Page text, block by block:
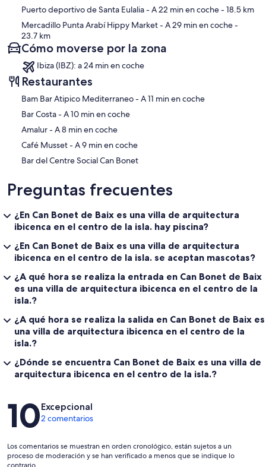
Puerto deportivo de Santa Eulalia- A 22 min en coche- 18.5 km
Mercadillo Punta Arabí Hippy Market- A 29 min en coche-
23.7 km
Cómo moverse por la zona
Ibiza (IBZ): a 24 min en coche
Restaurantes
‪Bam Bar Atipico Mediterraneo - ‬A 11 min en coche
‪Bar Costa - ‬A 10 min en coche
‪Amalur - ‬A 8 min en coche
‪Café Musset - ‬A 9 min en coche
Bar del Centre Social Can Bonet
Preguntas frecuentes
¿En Can Bonet de Baix es una villa de arquitectura
ibicenca en el centro de la isla. hay piscina?
¿En Can Bonet de Baix es una villa de arquitectura
ibicenca en el centro de la isla. se aceptan mascotas?
¿A qué hora se realiza la entrada en Can Bonet de Baix
es una villa de arquitectura ibicenca en el centro de la
isla.?
¿A qué hora se realiza la salida en Can Bonet de Baix es
una villa de arquitectura ibicenca en el centro de la
isla.?
¿Dónde se encuentra Can Bonet de Baix es una villa de
arquitectura ibicenca en el centro de la isla.?
Comentarios
10Excepcional
2 comentarios
Los comentarios se muestran en orden cronológico, están sujetos a un
proceso de moderación y se han verificado a menos que se indique lo
contrario.